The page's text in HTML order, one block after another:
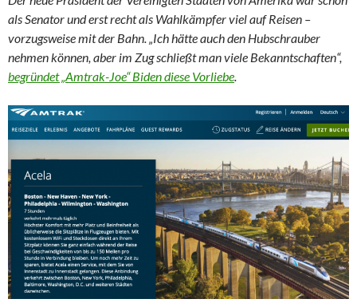
als Senator und erst recht als Wahlkämpfer viel auf Reisen –
vorzugsweise mit der Bahn. „Ich hätte auch den Hubschrauber
nehmen können, aber im Zug schließt man viele Bekanntschaften“,
begründet „Amtrak-Joe“ Biden diese Vorliebe